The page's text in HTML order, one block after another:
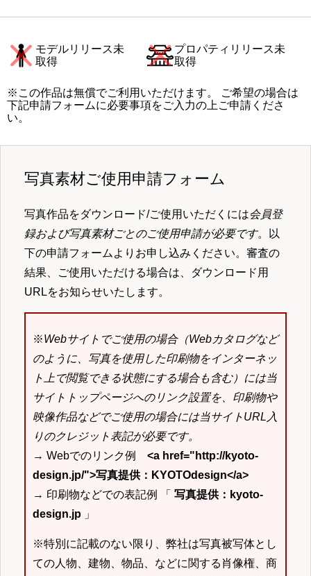
モデルリリース未
取得
プロパティリリース未
取得
※この作品は無償でご利用いただけます。 ご希望の場合は
下記申請フォームに必要事項をご入力の上ご申請くださ
い。
写真素材ご使用申請フォーム
写真作品をダウンロード/ご使用いただくには会員登
録および写真素材ごとのご使用申請が必要です。以
下の申請フォームよりお申し込みください。審査の
結果、ご使用いただける場合は、ダウンロード用
URLをお知らせいたします。
※Webサイトでご使用の場合（Webカタログなど
のように、写真を使用した印刷物をインターネッ
ト上で閲覧できる状態にする場合も含む）には当
サイトトップページへのリンク設置を、印刷物や
映像作品などでご使用の場合には当サイトURL入
りのクレジット表記が必要です。
→ Webでのリンク例 <a href="http://kyoto-
design.jp/">写真提供：KYOTOdesign</a>
→ 印刷物などでの表記例 「 写真提供：kyoto-
design.jp 」
※特別に記載のない限り、弊社は写真被写体とし
ての人物、建物、物品、などに関する肖像権、商